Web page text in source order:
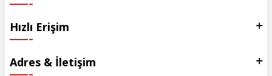
Hızlı Erişim
Adres & İletişim